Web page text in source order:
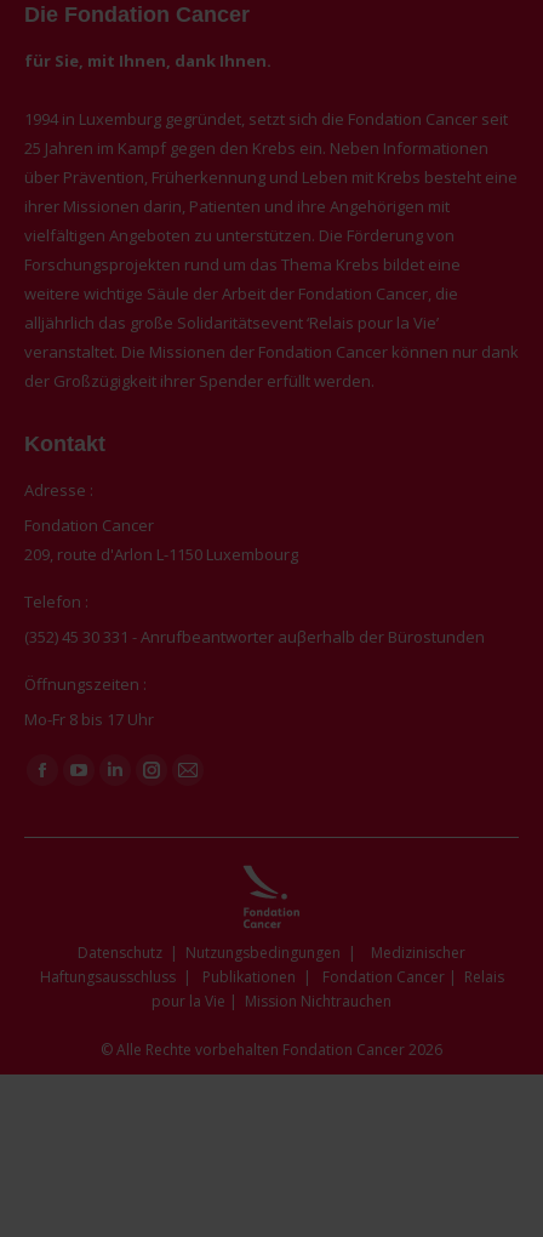
Die Fondation Cancer
für Sie, mit Ihnen, dank Ihnen.
1994 in Luxemburg gegründet, setzt sich die Fondation Cancer seit
25 Jahren im Kampf gegen den Krebs ein. Neben Informationen
über Prävention, Früherkennung und Leben mit Krebs besteht eine
ihrer Missionen darin, Patienten und ihre Angehörigen mit
vielfältigen Angeboten zu unterstützen. Die Förderung von
Forschungsprojekten rund um das Thema Krebs bildet eine
weitere wichtige Säule der Arbeit der Fondation Cancer, die
alljährlich das große Solidaritätsevent ‘Relais pour la Vie’
veranstaltet. Die Missionen der Fondation Cancer können nur dank
der Großzügigkeit ihrer Spender erfüllt werden.
Kontakt
Adresse :
Fondation Cancer
209, route d'Arlon L-1150 Luxembourg
Telefon :
(352) 45 30 331 - Anrufbeantworter auβerhalb der Bürostunden
Öffnungszeiten :
Mo-Fr 8 bis 17 Uhr
Finden Sie uns auf:
Facebook
windowwindow
Linkedin
window
Instagram
window
E-
new
window
Datenschutz | Nutzungsbedingungen |
Medizinischer
Haftungsausschluss| Publikationen | Fondation Cancer| Relais
pour la Vie | Mission Nichtrauchen
© Alle Rechte vorbehalten Fondation Cancer 2026